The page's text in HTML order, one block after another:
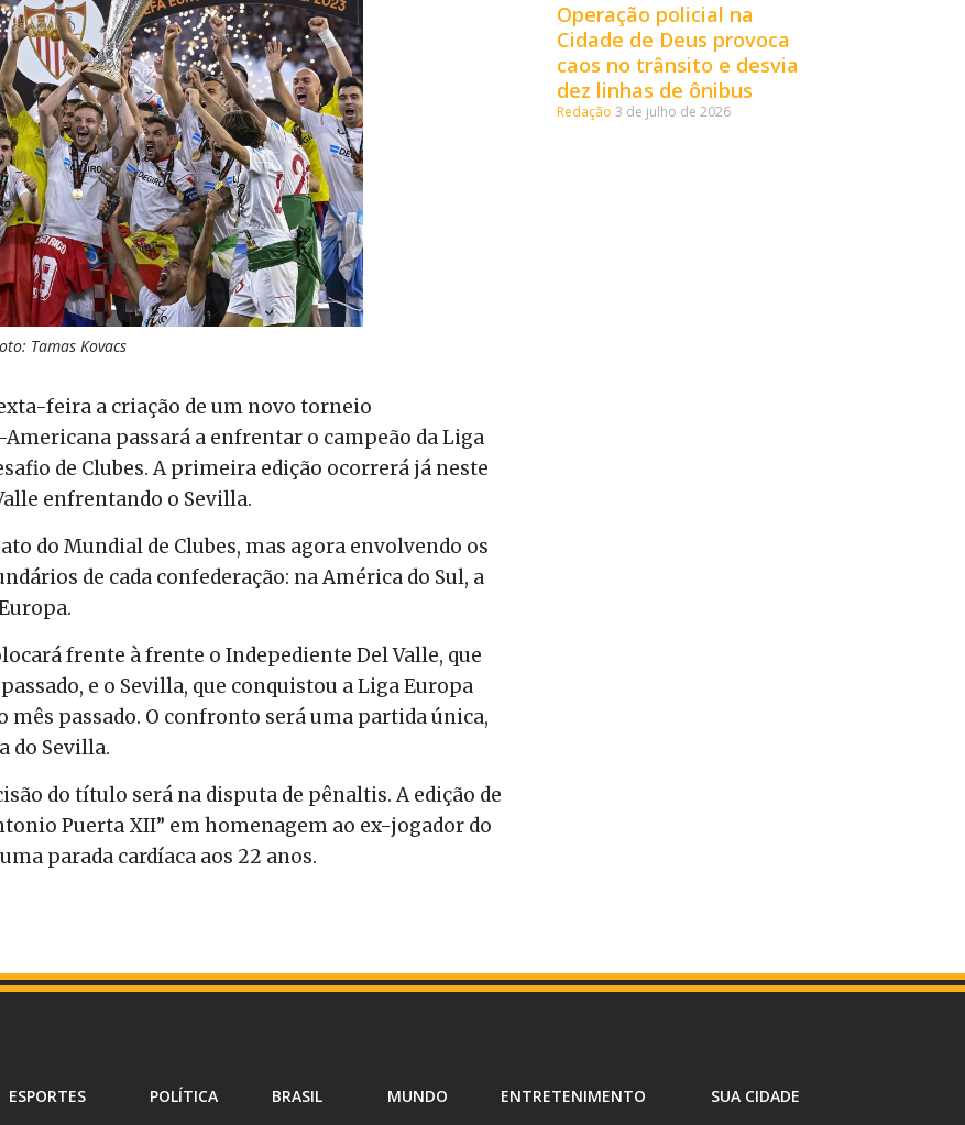
Tamas Kovacs
feira a criação de um novo torneio
passará a enfrentar o campeão da Liga
de Clubes. A primeira edição ocorrerá já neste
enfrentando o Sevilla.
do Mundial de Clubes, mas agora envolvendo os
de cada confederação: na América do Sul, a
frente à frente o Indepediente Del Valle, que
e o Sevilla, que conquistou a Liga Europa
passado. O confronto será uma partida única,
do Sevilla.
do título será na disputa de pênaltis. A edição de
Puerta XII” em homenagem ao ex-jogador do
parada cardíaca aos 22 anos.
Operação policial na
Cidade de Deus provoca
caos no trânsito e desvia
dez linhas de ônibus
Redação 3 de julho de 2026
ESPORTES POLÍTICA BRASIL MUNDO ENTRETENIMENTO SUA CIDADE